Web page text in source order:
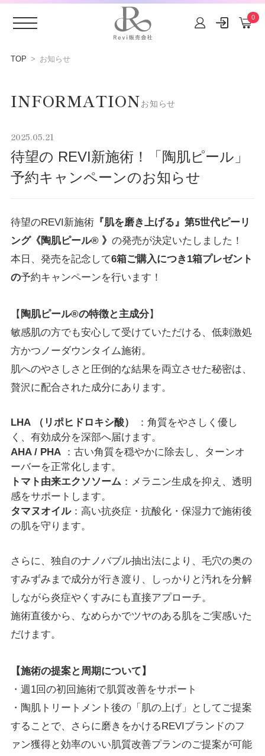
ンツに
0
TOP お知らせ
INFORMATIONお知らせ
2025.05.21
待望の REVI新施術！「陶肌ピール」
予約キャンペーンのお知らせ
待望のREVI新施術『肌を磨き上げる』第5世代ピーリ
ング《陶肌ピール®》 の発売が決定いたしました！
本日、発売を記念して6箱ご購入につき 1箱プレゼント
の予約キャンペーンを行います！
【 陶肌ピール®の特徴と主成分】
敏感肌の方でも安心して受けていただける、低刺激処
方かつノーダウンタイム施術。
肌へのやさしさと圧倒的な結果を両立させた秘密は、
贅沢に配合された成分にあります。
LHA （リポヒドロキシ酸）
：角質をやさしく優し
く、有効成分を深部へ届けます。
AHA / PHA
：古い角質を穏やかに除去し、ターンオ
ーバーを正常化します。
トマト由来エクソソーム：メラニン生成を抑え、透明
感をサポートします。
タマヌオイル：高い抗炎症・抗酸化・保湿力で施術後
の肌を守ります。
さらに、独自のナノバブル抽出法により、毛穴の奥の
すみずみまで成分が行き渡り、しっかりと汚れを分解
しながら炎症やくすみにも直接アプローチ。
施術直後から、なめらかでツヤのある肌をご実感いた
だけます。
【施術の提案と周期について】
・週1回の初回施術で肌質改善をサポート
・陶肌トリートメント後の「肌の上げ」としてご提案
することで、さらに磨きをかけるREVIブランドのフ
ァン獲得と効率のいい肌質改善プランのご提案が可能